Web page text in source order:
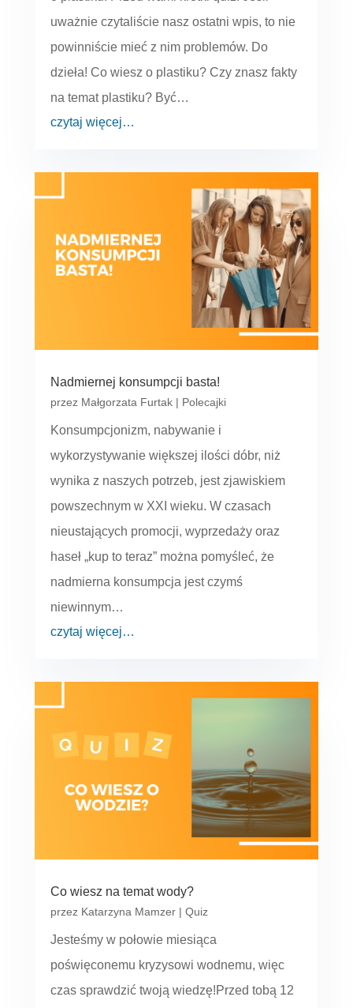
uważnie czytaliście nasz ostatni wpis, to nie
powinniście mieć z nim problemów. Do
dzieła! Co wiesz o plastiku? Czy znasz fakty
na temat plastiku? Być…
czytaj więcej…
Nadmiernej konsumpcji basta!
przez Małgorzata Furtak| Polecajki
Konsumpcjonizm, nabywanie i
wykorzystywanie większej ilości dóbr, niż
wynika z naszych potrzeb, jest zjawiskiem
powszechnym w XXI wieku. W czasach
nieustających promocji, wyprzedaży oraz
haseł „kup to teraz” można pomyśleć, że
nadmierna konsumpcja jest czymś
niewinnym…
czytaj więcej…
Co wiesz na temat wody?
przez Katarzyna Mamzer| Quiz
Jesteśmy w połowie miesiąca
poświęconemu kryzysowi wodnemu, więc
czas sprawdzić twoją wiedzę!Przed tobą 12